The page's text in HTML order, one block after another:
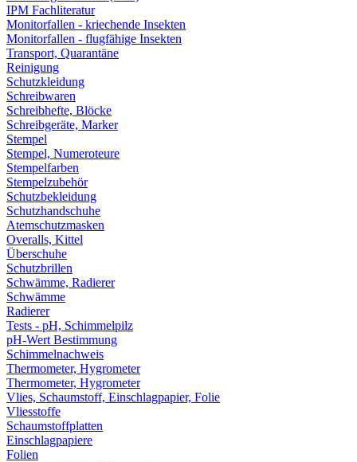
IPM Fachliteratur
Monitorfallen - kriechende Insekten
Monitorfallen - flugfähige Insekten
Transport, Quarantäne
Reinigung
Schutzkleidung
Schreibwaren
Schreibhefte, Blöcke
Schreibgeräte, Marker
Stempel
Stempel, Numeroteure
Stempelfarben
Stempelzubehör
Schutzbekleidung
Schutzhandschuhe
Atemschutzmasken
Overalls, Kittel
Überschuhe
Schutzbrillen
Schwämme, Radierer
Schwämme
Radierer
Tests - pH, Schimmelpilz
pH-Wert Bestimmung
Schimmelnachweis
Thermometer, Hygrometer
Thermometer, Hygrometer
Vlies, Schaumstoff, Einschlagpapier, Folie
Vliesstoffe
Schaumstoffplatten
Einschlagpapiere
Folien